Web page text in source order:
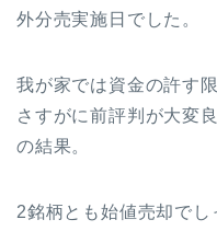
外分売実施日でした。
我が家では資金の許す
さすがに前評判が大変
の結果。
2銘柄とも始値売却でし